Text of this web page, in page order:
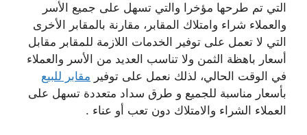
التي تم طرحها مؤخرا والتي تسهل على جميع الأسر
والعملاء شراء وامتلاك المقابر، مقارنة بالمقابر الأخرى
التي لا تعمل على توفير الخدمات اللازمة للمقابر مقابل
أسعار باهظة الثمن ولا تناسب العديد من الأسر والعملاء
في الوقت الحالي، لذلك نعمل على توفير مقابر للبيع
بأسعار مناسبة للجميع و طرق سداد متعددة تسهل على
العملاء الشراء والامتلاك دون تعب أو عناء .